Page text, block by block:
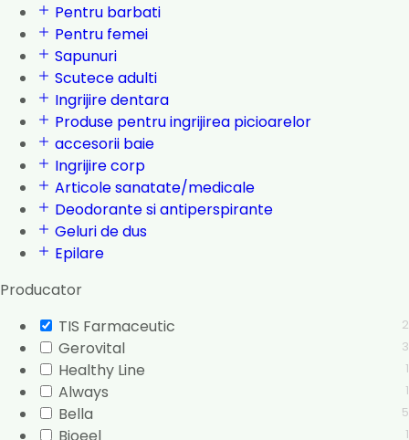
Pentru barbati
Pentru femei
Sapunuri
Scutece adulti
Ingrijire dentara
Produse pentru ingrijirea picioarelor
accesorii baie
Ingrijire corp
Articole sanatate/medicale
Deodorante si antiperspirante
Geluri de dus
Epilare
Producator
TIS Farmaceutic
2
Gerovital 3
Healthy Line 1
Always 1
Bella 5
Bioeel 1